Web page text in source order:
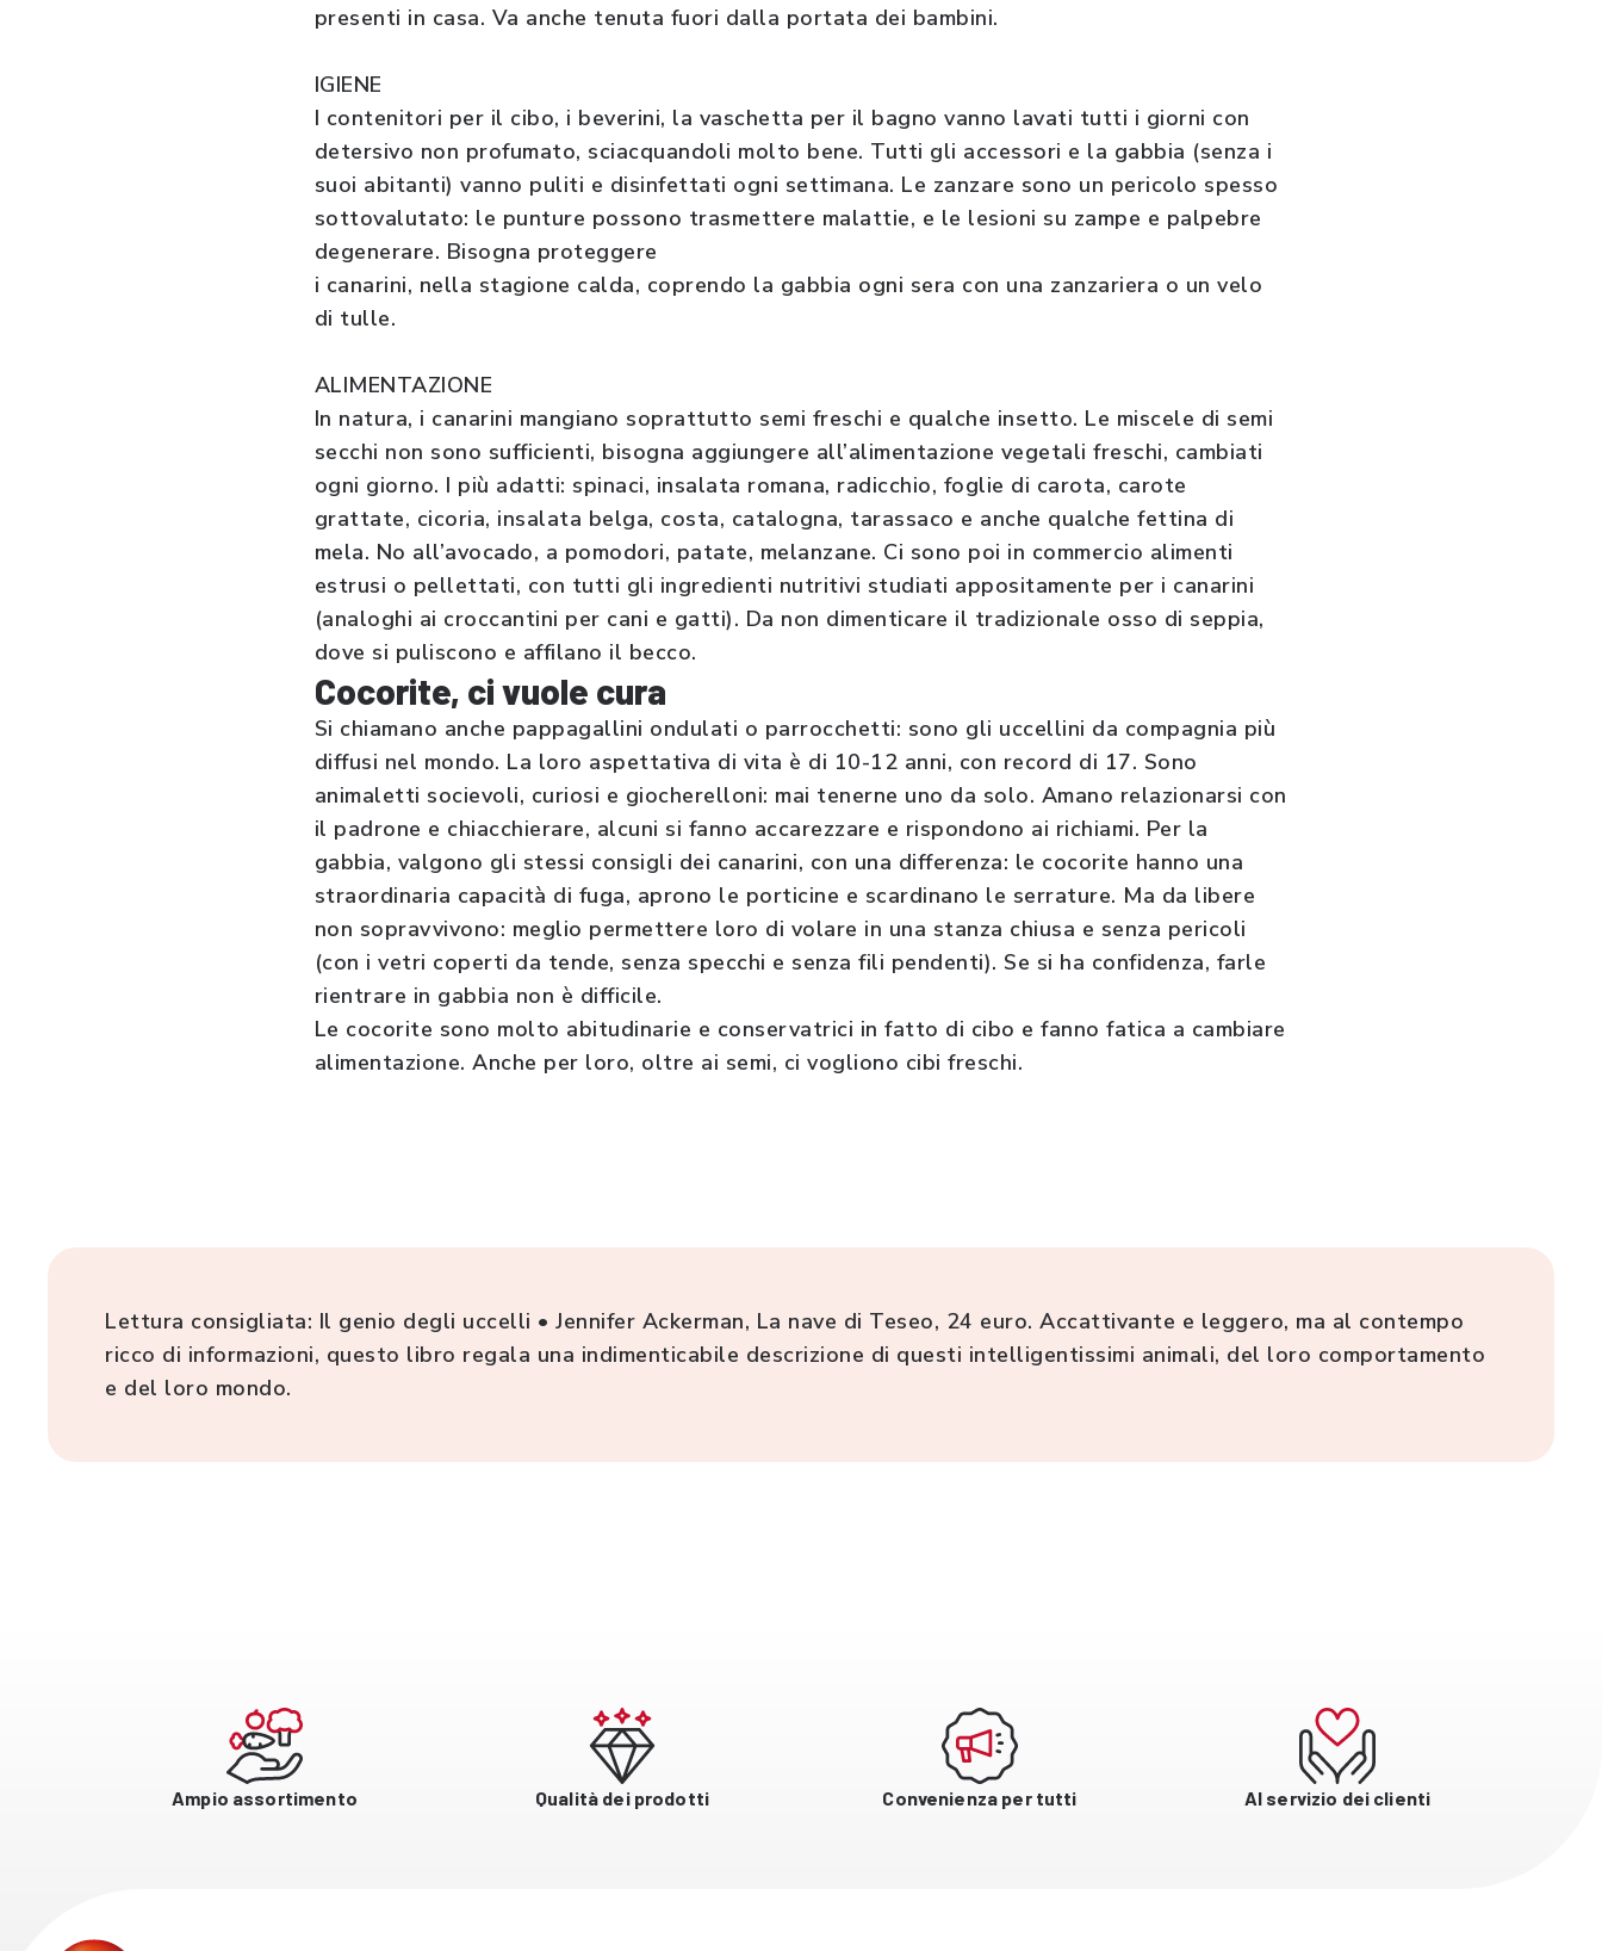
presenti in casa. Va anche tenuta fuori dalla portata dei bambini.
IGIENE
I contenitori per il cibo, i beverini, la vaschetta per il bagno vanno lavati tutti i giorni con
detersivo non profumato, sciacquandoli molto bene. Tutti gli accessori e la gabbia (senza i
suoi abitanti) vanno puliti e disinfettati ogni settimana. Le zanzare sono un pericolo spesso
sottovalutato: le punture possono trasmettere malattie, e le lesioni su zampe e palpebre
degenerare. Bisogna proteggere
i canarini, nella stagione calda, coprendo la gabbia ogni sera con una zanzariera o un velo
di tulle.
ALIMENTAZIONE
In natura, i canarini mangiano soprattutto semi freschi e qualche insetto. Le miscele di semi
secchi non sono sufficienti, bisogna aggiungere all’alimentazione vegetali freschi, cambiati
ogni giorno. I più adatti: spinaci, insalata romana, radicchio, foglie di carota, carote
grattate, cicoria, insalata belga, costa, catalogna, tarassaco e anche qualche fettina di
mela. No all’avocado, a pomodori, patate, melanzane. Ci sono poi in commercio alimenti
estrusi o pellettati, con tutti gli ingredienti nutritivi studiati appositamente per i canarini
(analoghi ai croccantini per cani e gatti). Da non dimenticare il tradizionale osso di seppia,
dove si puliscono e affilano il becco.
Cocorite, ci vuole cura
Si chiamano anche pappagallini ondulati o parrocchetti: sono gli uccellini da compagnia più
diffusi nel mondo. La loro aspettativa di vita è di 10-12 anni, con record di 17. Sono
animaletti socievoli, curiosi e giocherelloni: mai tenerne uno da solo. Amano relazionarsi con
il padrone e chiacchierare, alcuni si fanno accarezzare e rispondono ai richiami. Per la
gabbia, valgono gli stessi consigli dei canarini, con una differenza: le cocorite hanno una
straordinaria capacità di fuga, aprono le porticine e scardinano le serrature. Ma da libere
non sopravvivono: meglio permettere loro di volare in una stanza chiusa e senza pericoli
(con i vetri coperti da tende, senza specchi e senza fili pendenti). Se si ha confidenza, farle
rientrare in gabbia non è difficile.
Le cocorite sono molto abitudinarie e conservatrici in fatto di cibo e fanno fatica a cambiare
alimentazione. Anche per loro, oltre ai semi, ci vogliono cibi freschi.
Lettura consigliata: Il genio degli uccelli • Jennifer Ackerman, La nave di Teseo, 24 euro. Accattivante e leggero, ma al contempo
ricco di informazioni, questo libro regala una indimenticabile descrizione di questi intelligentissimi animali, del loro comportamento
e del loro mondo.
Ampio assortimento Qualità dei prodotti Convenienza per tutti Al servizio dei clienti